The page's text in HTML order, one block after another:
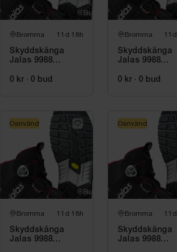
Bromma 11d 18h
Skyddskänga
Jalas 9988
0 kr · 0 bud
Bromma
Skyddskänga
Jalas 9988
0 kr · 0 bud
Bromma 11d 18h
Skyddskänga
Jalas 9988
Oanvänd
Bromma
Skyddskänga
Jalas 9988
Oanvänd